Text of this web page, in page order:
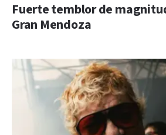
Fuerte temblor de
Gran Mendoza